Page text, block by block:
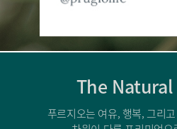
The
푸르지오는 여유, 행복, 그리